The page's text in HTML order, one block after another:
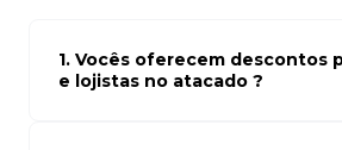
1. Vocês oferecem descontos
e lojistas no atacado ?